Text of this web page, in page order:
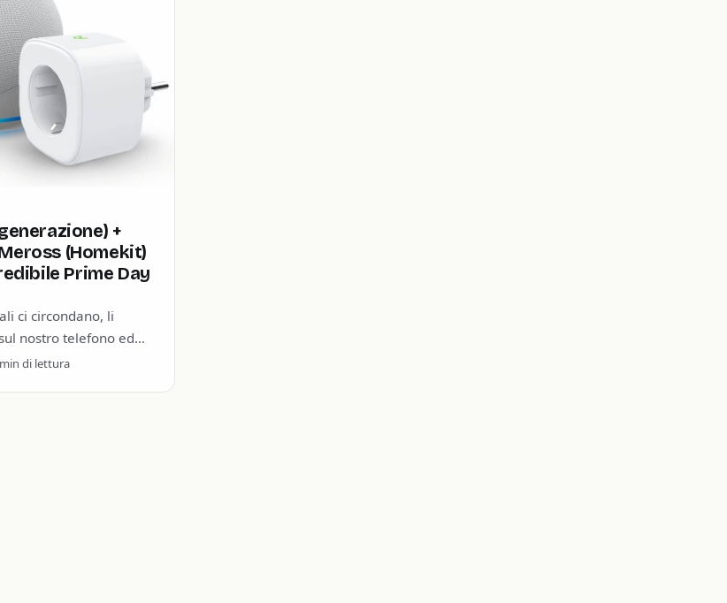
+
(Homekit)
Prime Day
ci circondano, li
nostro telefono ed
un Google Home,
di lettura